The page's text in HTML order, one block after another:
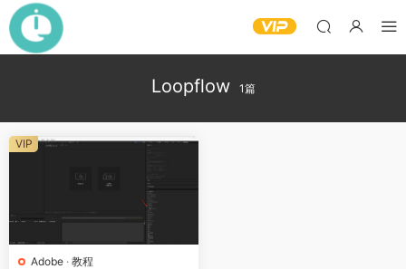
Loopflow 1篇
Adobe · 教程
VIP